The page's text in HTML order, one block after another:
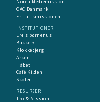
Norea Mediemission
OAC Danmark
Friluftsmissionen
INSTITUTIONER
LM's børnehus
Bakkely
Klokkebjerg
Arken
Håbet
Café Kilden
Skoler
RESURSER
Tro & Mission